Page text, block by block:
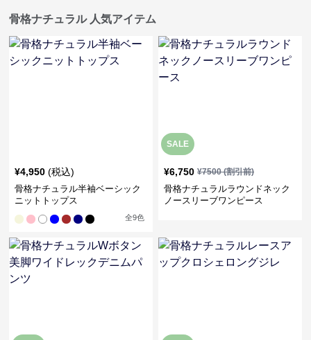
骨格ナチュラル 人気アイテム
¥4,950 (税込)
骨格ナチュラル半袖ベーシック
ニットトップス
全9色
SALE
¥6,750 ¥7500(割引前)
骨格ナチュラルラウンドネック
ノースリーブワンピース